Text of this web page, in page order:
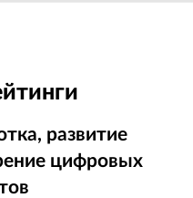
развитие
цифровых